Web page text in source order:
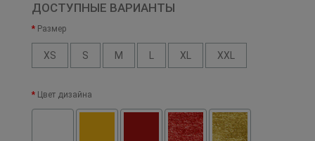
ДОСТУПНЫЕ ВАРИАНТЫ
Размер
XS S M XL XXL
Цвет дизайна